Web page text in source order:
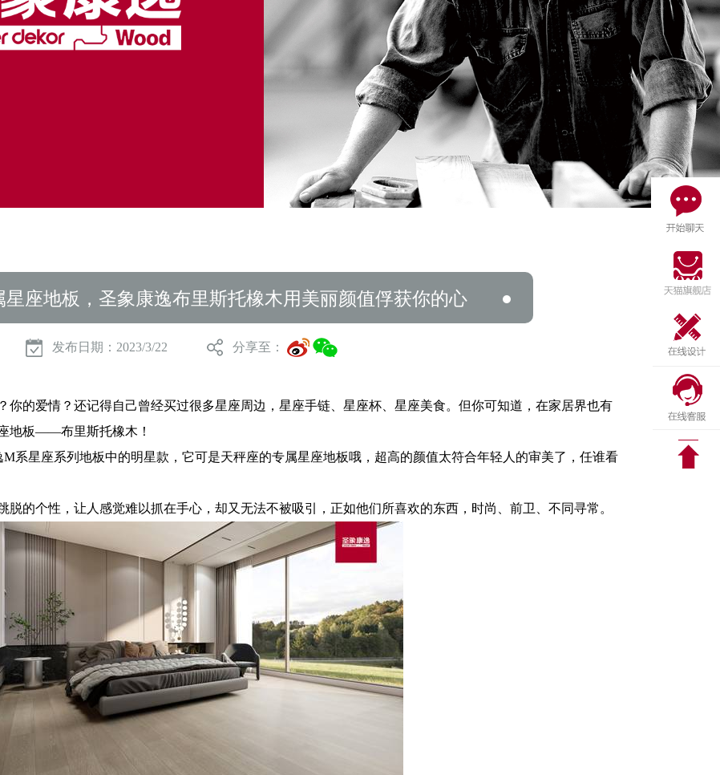
星座地板，圣象康逸布里斯托橡木用美丽颜值俘获你的心
发布日期：2023/3/22 分享至：
你的爱情？还记得自己曾经买过很多星座周边，星座手链、星座杯、星座美食。但你可知道，在家居界也有
地板——布里斯托橡木！
M系星座系列地板中的明星款，它可是天秤座的专属星座地板哦，超高的颜值太符合年轻人的审美了，任谁看
的个性，让人感觉难以抓在手心，却又无法不被吸引，正如他们所喜欢的东西，时尚、前卫、不同寻常。